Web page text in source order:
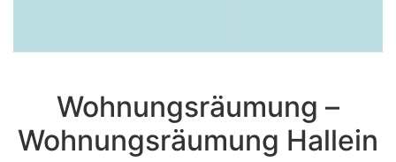
Wohnungsräumung –
Wohnungsräumung Hallein